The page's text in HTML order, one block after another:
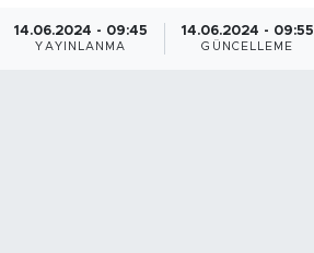
14.06.2024 - 09:45
YAYINLANMA
14.06.2024 - 09:55
GÜNCELLEME